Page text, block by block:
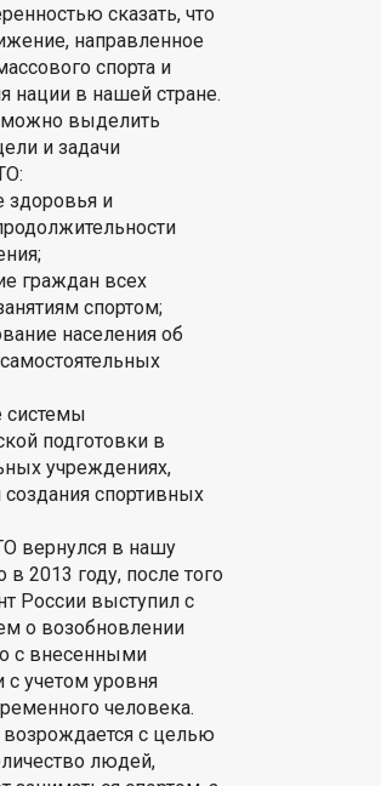
сказать, что
направленное
спорта и
нации в нашей стране.
выделить
и задачи
здоровья и
граждан всех
спортом;
населения об
системы
подготовки в
учреждениях,
спортивных
вернулся в нашу
в 2013 году, после того
России выступил с
о возобновлении
с внесенными
учетом уровня
человека.
с целью
людей,